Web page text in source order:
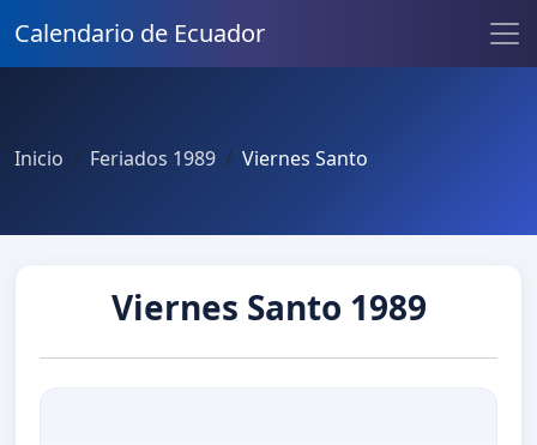
Calendario de Ecuador
Inicio Feriados 1989 Viernes Santo
Viernes Santo 1989